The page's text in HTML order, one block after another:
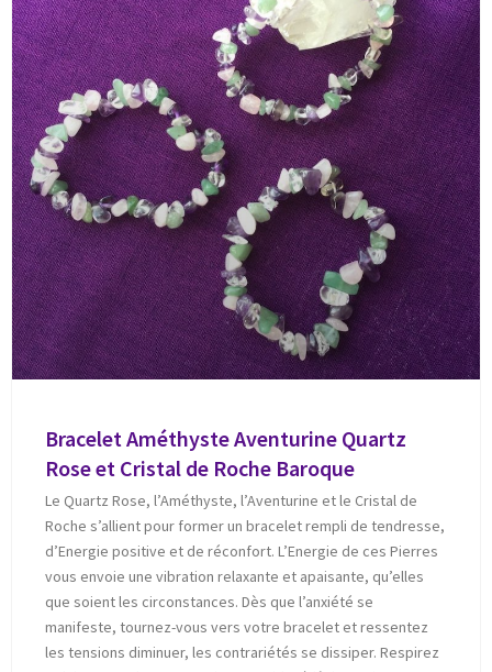
Bracelet Améthyste Aventurine Quartz
Rose et Cristal de Roche Baroque
Le Quartz Rose, l’Améthyste, l’Aventurine et le Cristal de
Roche s’allient pour former un bracelet rempli de tendresse,
d’Energie positive et de réconfort. L’Energie de ces Pierres
vous envoie une vibration relaxante et apaisante, qu’elles
que soient les circonstances. Dès que l’anxiété se
manifeste, tournez-vous vers votre bracelet et ressentez
les tensions diminuer, les contrariétés se dissiper. Respirez